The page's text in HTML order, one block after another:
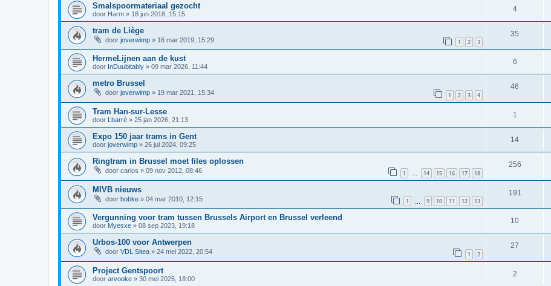
Smalspoormateriaal gezocht
door Harm » 18 jun 2018, 15:15
4
tram de Liège
door joverwimp » 16 mar 2019, 15:29 1 2 3
35
HermeLijnen aan de kust
door InDuubitably » 09 mar 2026, 11:44
6
metro Brussel
door joverwimp » 19 mar 2021, 15:34 1 2 3 4
46
Tram Han-sur-Lesse
door Lbarré » 25 jan 2026, 21:13
1
Expo 150 jaar trams in Gent
door joverwimp » 26 jul 2024, 09:25
14
Ringtram in Brussel moet files oplossen
door carlos » 09 nov 2012, 08:46 1 … 14 15 16 17 18
256
MIVB nieuws
door bobke » 04 mar 2010, 12:15 1 9 10 11 12 13
191
Vergunning voor tram tussen Brussels Airport en Brussel verleend
door Myesxe » 08 sep 2023, 19:18
10
Urbos-100 voor Antwerpen
door VDL Sitea » 24 mei 2022, 20:54 1 2
27
Project Gentspoort
door arvooke » 30 mei 2025, 18:00
2